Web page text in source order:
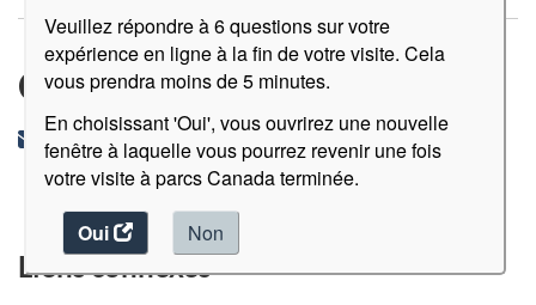
Veuillez répondre à 6 questions sur votre
expérience en ligne à la fin de votre visite. Cela
vous prendra moins de 5 minutes.
En choisissant 'Oui', vous ouvrirez une nouvelle
fenêtre à laquelle vous pourrez revenir une fois
votre visite à parcs Canada terminée.
Oui
accéder
au
Non
Contactez-nous
Courriel
:
pituamkek@pc.gc.ca
Liens connexes